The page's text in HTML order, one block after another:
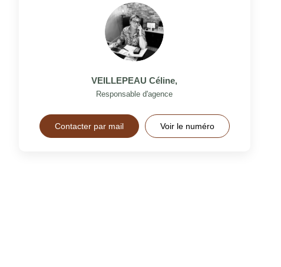
VEILLEPEAU Céline,
Responsable d'agence
Contacter par mail Voir le numéro